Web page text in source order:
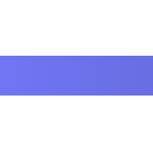
Di Kantor Polisi